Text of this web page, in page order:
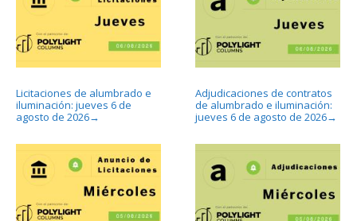
Licitaciones de alumbrado e
iluminación: jueves 6 de
agosto de 2026→
Adjudicaciones de contratos
de alumbrado e iluminación:
jueves 6 de agosto de 2026→